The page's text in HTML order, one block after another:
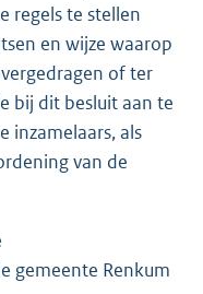
regels te stellen
en wijze waarop
of ter
bij dit besluit aan te
inzamelaars, als
van de
gemeente Renkum